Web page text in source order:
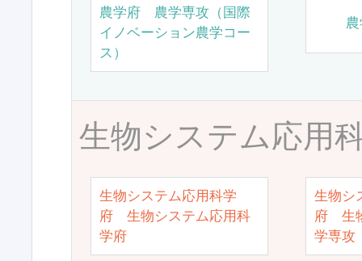
農学府 農学専攻（国際
イノベーション農学コー
ス）
生物システム応用
生物システム応用科学
府 生物システム応用科
学府
生物シ
府 生
学専攻